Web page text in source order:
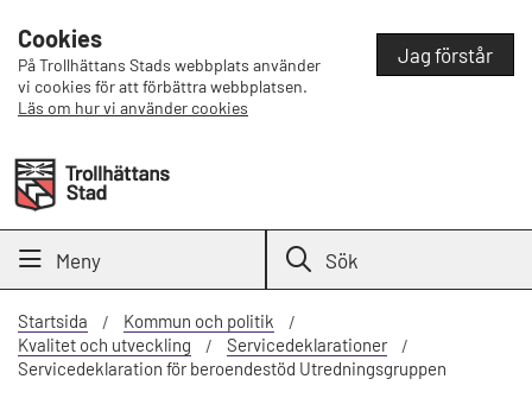
Cookies
På Trollhättans Stads webbplats använder
vi cookies för att förbättra webbplatsen.
Läs om hur vi använder cookies
Jag förstår
Meny Sök
Startsida
Kommun och politik
Kvalitet och utveckling
Servicedeklarationer
Servicedeklaration för beroendestöd Utredningsgruppen